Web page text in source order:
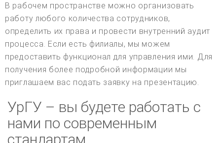
В рабочем пространстве можно организовать
работу любого количества сотрудников,
определить их права и провести внутренний аудит
процесса. Если есть филиалы, мы можем
предоставить функционал для управления ими. Для
получения более подробной информации мы
приглашаем вас подать заявку на презентацию.
УрГУ – вы будете работать с
нами по современным
стандартам.